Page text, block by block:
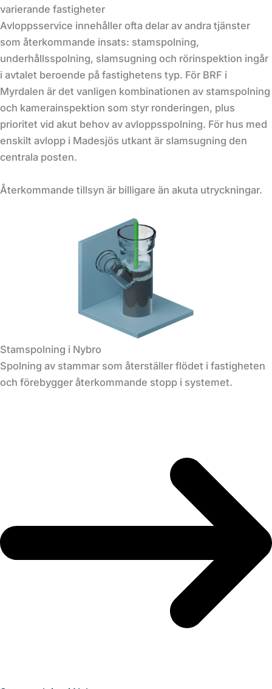
varierande fastigheter
Avloppsservice innehåller ofta delar av andra tjänster
som återkommande insats: stamspolning,
underhållsspolning, slamsugning och rörinspektion ingår
i avtalet beroende på fastighetens typ. För BRF i
Myrdalen är det vanligen kombinationen av stamspolning
och kamerainspektion som styr ronderingen, plus
prioritet vid akut behov av avloppsspolning. För hus med
enskilt avlopp i Madesjös utkant är slamsugning den
centrala posten.
Återkommande tillsyn är billigare än akuta utryckningar.
Stamspolning i Nybro
Spolning av stammar som återställer flödet i fastigheten
och förebygger återkommande stopp i systemet.